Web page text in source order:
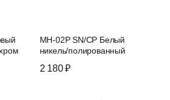
MH-02P SN/CP Белый
никель/полированный
2 180 ₽